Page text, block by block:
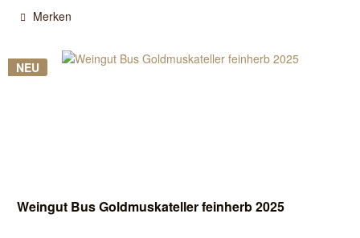
Merken
NEU
Weingut Bus Goldmuskateller feinherb 2025